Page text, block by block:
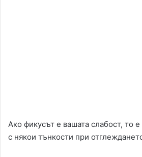
Ако фикусът е вашата слабост, то
с някои тънкости при